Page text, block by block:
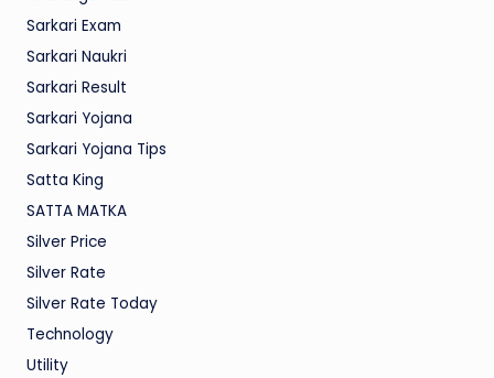
Sarkari Exam
Sarkari Naukri
Sarkari Result
Sarkari Yojana
Sarkari Yojana Tips
Satta King
SATTA MATKA
Silver Price
Silver Rate
Silver Rate Today
Technology
Utility